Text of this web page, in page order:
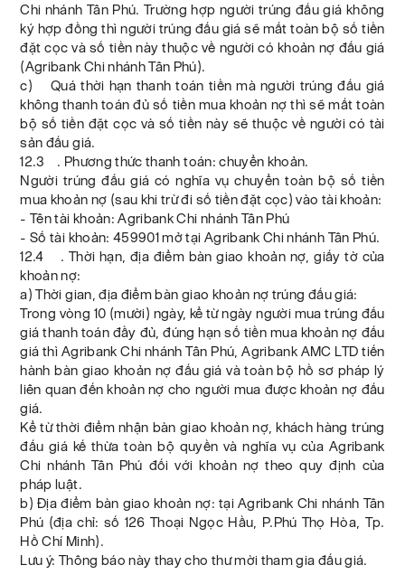
Chi nhánh Tân Phú. Trường hợp người trúng đấu giá không
ký hợp đồng thì người trúng đấu giá sẽ mất toàn bộ số tiền
đặt cọc và số tiền này thuộc về người có khoản nợ đấu giá
(Agribank Chi nhánh Tân Phú).
c) Quá thời hạn thanh toán tiền mà người trúng đấu giá
không thanh toán đủ số tiền mua khoản nợ thì sẽ mất toàn
bộ số tiền đặt cọc và số tiền này sẽ thuộc về người có tài
sản đấu giá.
12.3 . Phương thức thanh toán: chuyển khoản.
Người trúng đấu giá có nghĩa vụ chuyển toàn bộ số tiền
mua khoản nợ (sau khi trừ đi số tiền đặt cọc) vào tài khoản:
- Tên tài khoản: Agribank Chi nhánh Tân Phú
- Số tài khoản: 459901 mở tại Agribank Chi nhánh Tân Phú.
12.4 . Thời hạn, địa điểm bàn giao khoản nợ, giấy tờ của
khoản nợ:
a) Thời gian, địa điểm bàn giao khoản nợ trúng đấu giá:
Trong vòng 10 (mười) ngày, kể từ ngày người mua trúng đấu
giá thanh toán đầy đủ, đúng hạn số tiền mua khoản nợ đấu
giá thì Agribank Chi nhánh Tân Phú, Agribank AMC LTD tiến
hành bàn giao khoản nợ đấu giá và toàn bộ hồ sơ pháp lý
liên quan đến khoản nợ cho người mua được khoản nợ đấu
giá.
Kể từ thời điểm nhận bàn giao khoản nợ, khách hàng trúng
đấu giá kế thừa toàn bộ quyền và nghĩa vụ của Agribank
Chi nhánh Tân Phú đối với khoản nợ theo quy định của
pháp luật.
b) Địa điểm bàn giao khoản nợ: tại Agribank Chi nhánh Tân
Phú (địa chỉ: số 126 Thoại Ngọc Hầu, P.Phú Thọ Hòa, Tp.
Hồ Chí Minh).
Lưu ý: Thông báo này thay cho thư mời tham gia đấu giá.